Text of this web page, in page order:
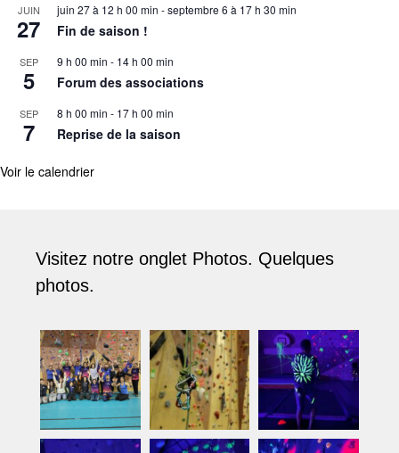
JUIN
27
juin 27 à 12 h 00 min -septembre 6 à 17 h 30 min
Fin de saison !
SEP
5
9 h 00 min - 14 h 00 min
Forum des associations
SEP
7
8 h 00 min - 17 h 00 min
Reprise de la saison
Voir le calendrier
Visitez notre onglet Photos. Quelques
photos.